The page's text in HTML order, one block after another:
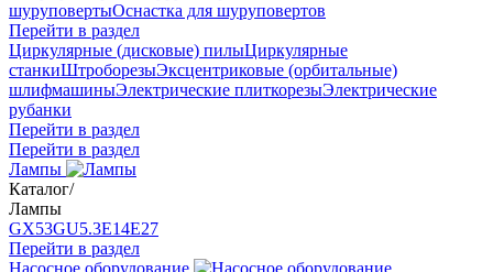
шуруповертыОснастка для шуруповертов
Перейти в раздел
Циркулярные (дисковые) пилыЦиркулярные
станкиШтроборезыЭксцентриковые (орбитальные)
шлифмашиныЭлектрические плиткорезыЭлектрические
рубанки
Перейти в раздел
Перейти в раздел
Лампы
Каталог/
Лампы
GX53GU5.3Е14Е27
Перейти в раздел
Насосное оборудование